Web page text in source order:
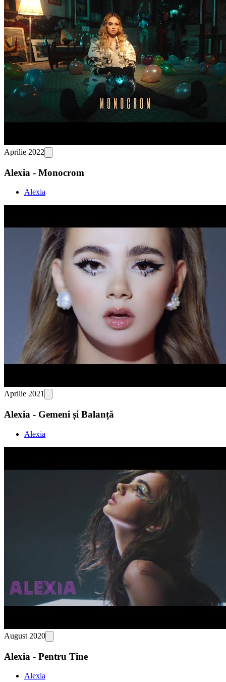
Aprilie 2022
Alexia - Monocrom
Alexia
Aprilie 2021
Alexia - Gemeni și Balanță
Alexia
August 2020
Alexia - Pentru Tine
Alexia